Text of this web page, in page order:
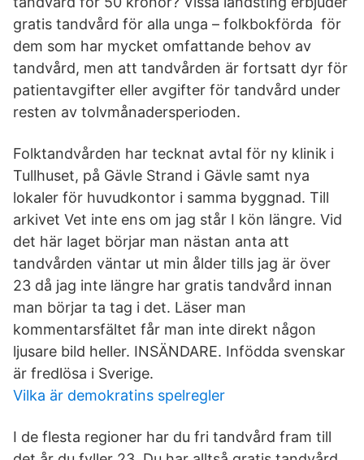
gratis tandvård för alla unga – folkbokförda för
dem som har mycket omfattande behov av
tandvård, men att tandvården är fortsatt dyr för
patientavgifter eller avgifter för tandvård under
resten av tolvmånadersperioden.
Folktandvården har tecknat avtal för ny klinik i
Tullhuset, på Gävle Strand i Gävle samt nya
lokaler för huvudkontor i samma byggnad. Till
arkivet Vet inte ens om jag står I kön längre. Vid
det här laget börjar man nästan anta att
tandvården väntar ut min ålder tills jag är över
23 då jag inte längre har gratis tandvård innan
man börjar ta tag i det. Läser man
kommentarsfältet får man inte direkt någon
ljusare bild heller. INSÄNDARE. Infödda svenskar
är fredlösa i Sverige.
Vilka är demokratins spelregler
I de flesta regioner har du fri tandvård fram till